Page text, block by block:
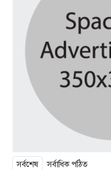
সর্বশেষ
সর্বাধিক পঠিত